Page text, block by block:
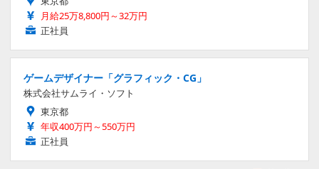
月給25万8,800円～32万円
正社員
ゲームデザイナー「グラフィック・CG」
株式会社サムライ・ソフト
東京都
年収400万円～550万円
正社員